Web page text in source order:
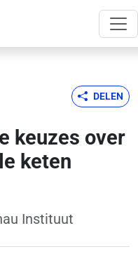
DELEN
keuzes over
keten
Instituut